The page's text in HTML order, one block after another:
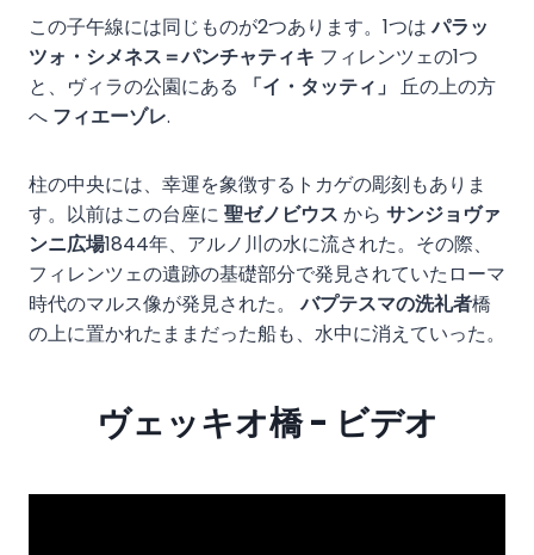
この子午線には同じものが2つあります。1つはパラッ
ツォ・シメネス＝パンチャティキ フィレンツェの1つ
と、ヴィラの公園にある
「イ・タッティ」 丘の上の方
へ フィエーゾレ.
柱の中央には、幸運を象徴するトカゲの彫刻もありま
す。以前はこの台座に 聖ゼノビウス から サンジョヴァ
ンニ広場1844年、アルノ川の水に流された。その際、
フィレンツェの遺跡の基礎部分で発見されていたローマ
時代のマルス像が発見された。バプテスマの洗礼者橋
の上に置かれたままだった船も、水中に消えていった。
ヴェッキオ橋 - ビデオ